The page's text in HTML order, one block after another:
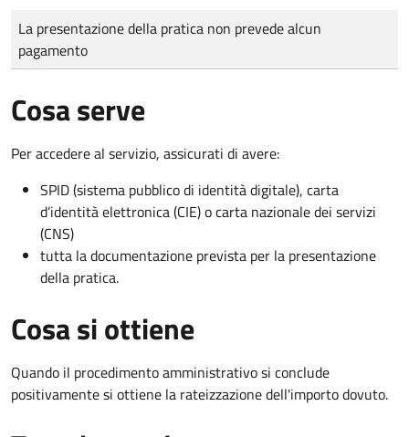
Tipo di pagamento
Importo
La presentazione della pratica non prevede alcun
pagamento
Cosa serve
Per accedere al servizio, assicurati di avere:
SPID (sistema pubblico di identità digitale), carta
d’identità elettronica (CIE) o carta nazionale dei servizi
(CNS)
tutta la documentazione prevista per la presentazione
della pratica.
Cosa si ottiene
Quando il procedimento amministrativo si conclude
positivamente si ottiene la rateizzazione dell'importo dovuto.